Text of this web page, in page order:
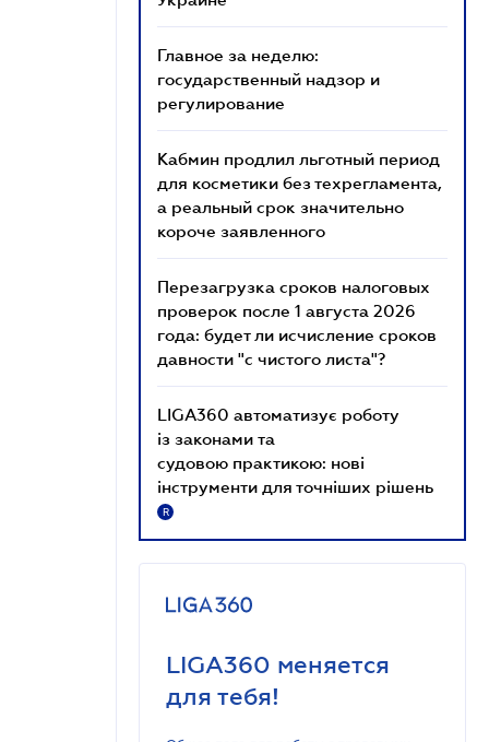
Главное за неделю:
государственный надзор и
регулирование
Кабмин продлил льготный период
для косметики без техрегламента,
а реальный срок значительно
короче заявленного
Перезагрузка сроков налоговых
проверок после 1 августа 2026
года: будет ли исчисление сроков
давности "с чистого листа"?
LIGA360 автоматизує роботу
із законами та
судовою практикою: нові
інструменти для точніших рішень
R
LIGA360 меняется
для тебя!